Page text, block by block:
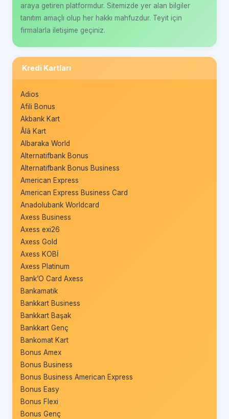
araya getiren platformdur. Sitemizde yer alan bilgiler
tanıtım amaçlı olup her hakkı mahfuzdur. Teyit için
firmalarla iletişime geçiniz.
Kredi Kartları
Adios
Afili Bonus
Akbank Kart
Âlâ Kart
Albaraka World
Alternatifbank Bonus
Alternatifbank Bonus Business
American Express
American Express Business Card
Anadolubank Worldcard
Axess Business
Axess exi26
Axess Gold
Axess KOBİ
Axess Platinum
Bank’O Card Axess
Bankamatik
Bankkart Business
Bankkart Başak
Bankkart Genç
Bankomat Kart
Bonus Amex
Bonus Business
Bonus Business American Express
Bonus Easy
Bonus Flexi
Bonus Genç